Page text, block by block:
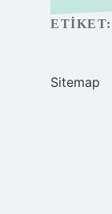
ETIKET:
Sitemap